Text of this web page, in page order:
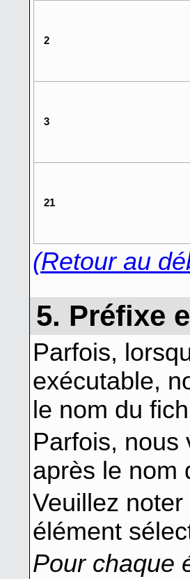
2
3
21
(Retour au
5. Préfixe
Parfois,
exécutable,
le nom du
Parfois, nous
après le nom
Veuillez
élément
Pour chaque